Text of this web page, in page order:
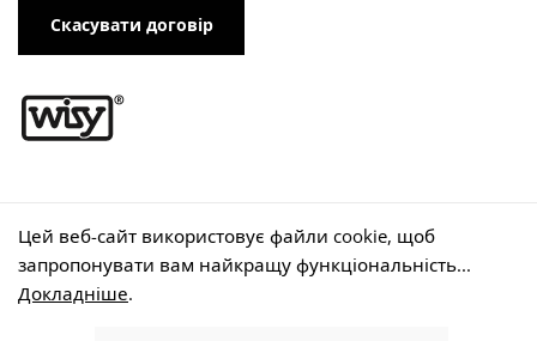
Скасувати договір
ЮРИДИЧНІ ПИТАННЯ
Відбиток
Цей веб-сайт використовує файли cookie, щоб
запропонувати вам найкращу функціональність...
Докладніше.